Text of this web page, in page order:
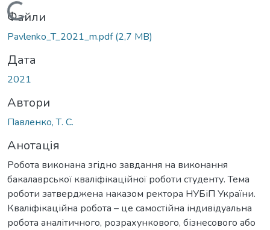
Вантажиться...
Файли
Pavlenko_T_2021_m.pdf(2,7 MB)
Дата
2021
Автори
Павленко, Т. С.
Анотація
Робота виконана згідно завдання на виконання
бакалаврської кваліфікаційної роботи студенту. Тема
роботи затверджена наказом ректора НУБіП України.
Кваліфікаційна робота – це самостійна індивідуальна
робота аналітичного, розрахункового, бізнесового або